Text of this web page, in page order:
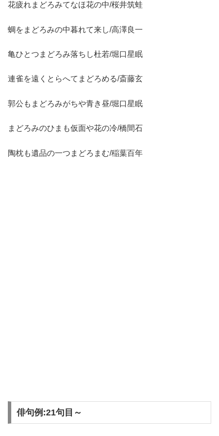
花疲れまどろみてなほ花の中/桜井筑蛙
蜩をまどろみの中暮れて来し/高澤良一
亀ひとつまどろみ落ちし杜若/堀口星眠
連雀を遠くとらへてまどろめる/斎藤玄
郭公もまどろみがちや青き昼/堀口星眠
まどろみのひまも仮面や花の冷/橋間石
陶枕も遺品の一つまどろまむ/稲葉百年
俳句例:21句目～